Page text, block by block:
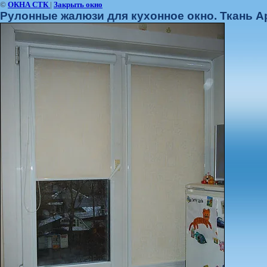
© ОКНА СТК | Закрыть окно
Рулонные жалюзи для кухонное окно. Ткань